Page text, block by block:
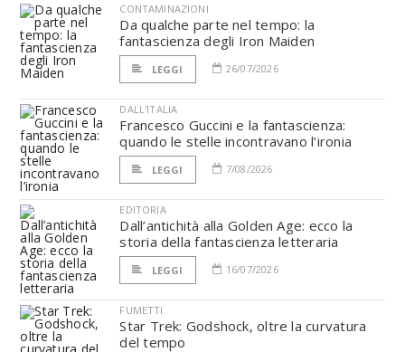
CONTAMINAZIONI
Da qualche parte nel tempo: la
fantascienza degli Iron Maiden
LEGGI 26/07/2026
DALL'ITALIA
Francesco Guccini e la fantascienza:
quando le stelle incontravano l’ironia
LEGGI 7/08/2026
EDITORIA
Dall’antichità alla Golden Age: ecco la
storia della fantascienza letteraria
LEGGI 16/07/2026
FUMETTI
Star Trek: Godshock, oltre la curvatura
del tempo